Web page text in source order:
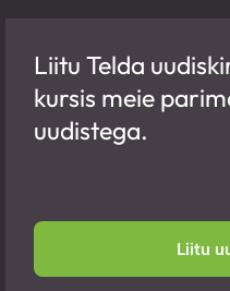
Liitu Telda
kursis meie
uudistega.
Liitu